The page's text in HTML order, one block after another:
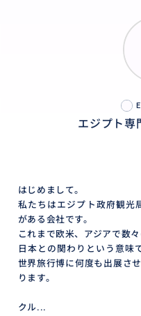
エジプト専
はじめまして。
私たちはエジプト政府観光
がある会社です。
これまで欧米、アジアで数
日本との関わりという意味
世界旅行博に何度も出展さ
ります。
クル...